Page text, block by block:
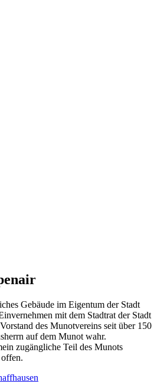
Gebäude im Eigentum der Stadt
mit dem Stadtrat der Stadt
des Munotvereins seit über 150
auf dem Munot wahr.
zugängliche Teil des Munots